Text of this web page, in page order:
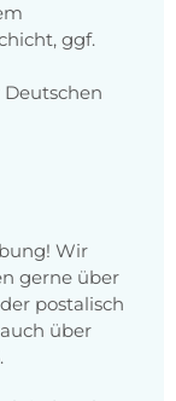
ggf.
Wir
gerne über
postalisch
über